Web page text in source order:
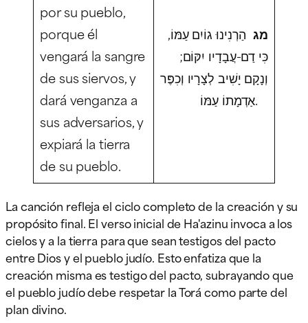
por su pueblo,
porque él
vengará la sangre
de sus siervos, y
dará venganza a
sus adversarios, y
expiará la tierra
de su pueblo.
מגהַרְנִינוּ גוֹיִם עַמּוֹ,
כִּי דַם-עֲבָדָיו יִקּוֹם;
וְנָקָם יָשִׁיב לְצָרָיו וְכִפֶּר
אַדְמָתוֹ עַמּוֹ.
La canción refleja el ciclo completo de la creación y su
propósito final. El verso inicial de Ha'azinu invoca a los
cielos y a la tierra para que sean testigos del pacto
entre Dios y el pueblo judío. Esto enfatiza que la
creación misma es testigo del pacto, subrayando que
el pueblo judío debe respetar la Torá como parte del
plan divino.